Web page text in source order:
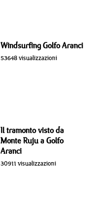
Windsurfing Golfo Aranci
53648 visualizzazioni
Il tramonto visto da
Monte Ruju a Golfo
Aranci
30911 visualizzazioni